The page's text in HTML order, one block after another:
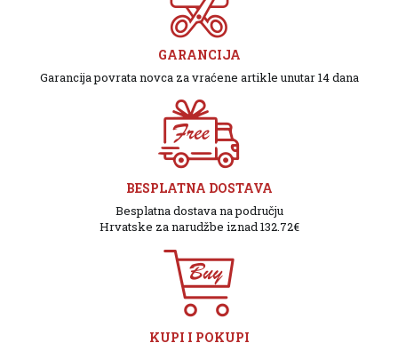
GARANCIJA
Garancija povrata novca za vraćene artikle unutar 14 dana
BESPLATNA DOSTAVA
Besplatna dostava na području
Hrvatske za narudžbe iznad 132.72€
KUPI I POKUPI